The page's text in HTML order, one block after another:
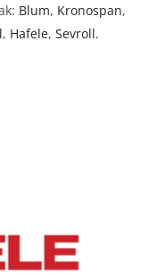
Blum, Kronospan,
, Hafele, Sevroll.